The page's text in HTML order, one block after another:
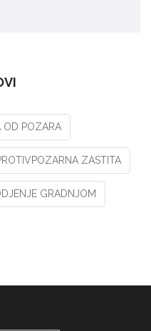
OD POZARA
ZASTITA
GRADNJOM